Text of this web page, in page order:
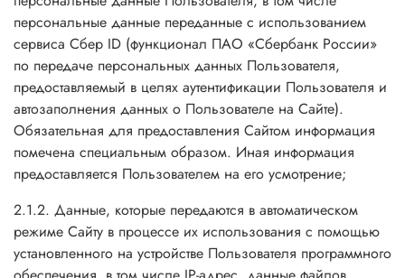
персональные данные переданные с использованием
сервиса Сбер ID (функционал ПАО «Сбербанк России»
по передаче персональных данных Пользователя,
предоставляемый в целях аутентификации Пользователя и
автозаполнения данных о Пользователе на Сайте).
Обязательная для предоставления Сайтом информация
помечена специальным образом. Иная информация
предоставляется Пользователем на его усмотрение;
2.1.2. Данные, которые передаются в автоматическом
режиме Сайту в процессе их использования с помощью
установленного на устройстве Пользователя программного